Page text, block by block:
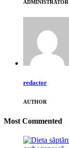
ADMINISTRATOR
redactor
AUTHOR
Most Commented